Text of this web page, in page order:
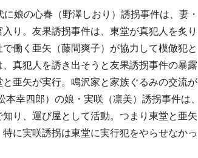
娘の心春（野澤しおり）誘拐事件は、妻・
り。友果誘拐事件は、東堂が真犯人を炙り
働く亜矢（藤間爽子）が協力して模倣犯と
真犯人を誘き出そうと友果誘拐事件の暴露
亜矢が実行。鳴沢家と家族ぐるみの交流が
幸四郎）の娘・実咲（凛美）誘拐事件は、
り、運び屋として活動。つまり東堂と亜矢
に実咲誘拐は東堂に実行犯をやらせなかっ